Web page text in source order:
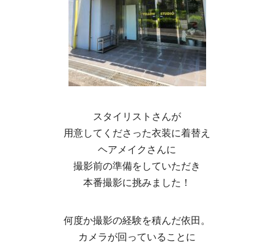
スタイリストさんが
用意してくださった衣装に着替え
ヘアメイクさんに
撮影前の準備をしていただき
本番撮影に挑みました！
何度か撮影の経験を積んだ依田。
カメラが回っていることに